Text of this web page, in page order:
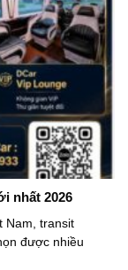
nhất 2026
Nam, transit
được nhiều
du lịch và cá...